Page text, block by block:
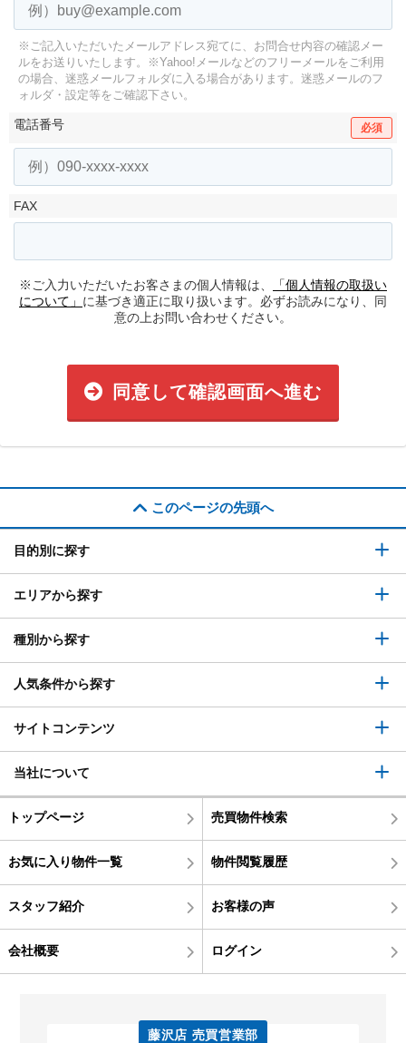
※ご記入いただいたメールアドレス宛てに、お問合せ内容の確認メー
ルをお送りいたします。
※Yahoo!メールなどのフリーメールをご利用
の場合、迷惑メールフォルダに入る場合があります。 迷惑メールのフ
ォルダ・設定等をご確認下さい。
電話番号 必須
FAX
※ご入力いただいたお客さまの個人情報は、
「個人情報の取扱い
について」 に基づき適正に取り扱います。必ずお読みになり、同
意の上お問い合わせください。
同意して確認画面へ進む
このページの先頭へ
目的別に探す
エリアから探す
種別から探す
人気条件から探す
サイトコンテンツ
当社について
トップページ 売買物件検索
お気に入り物件一覧 物件閲覧履歴
スタッフ紹介 お客様の声
会社概要 ログイン
藤沢店 売買営業部